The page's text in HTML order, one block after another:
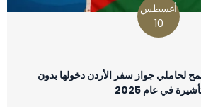
أغسطس
10
لحاملي جواز سفر الأردن دخولها بدون
في عام 2025